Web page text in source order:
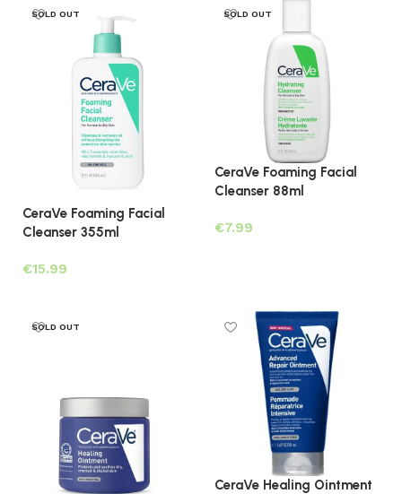
SOLD OUT
CeraVe Foaming Facial
Cleanser 355ml
€
SOLD OUT
CeraVe Foaming Facial
Cleanser 88ml
€
SOLD OUT
CeraVe Healing Ointment